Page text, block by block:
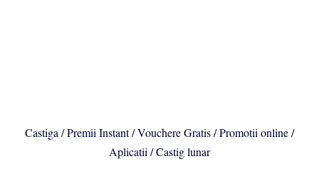
Castiga / Premii Instant / Vouchere Gratis / Promotii online /
Aplicatii / Castig lunar